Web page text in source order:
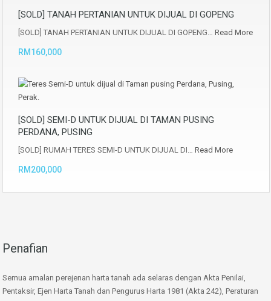
[SOLD] TANAH PERTANIAN UNTUK DIJUAL DI GOPENG
[SOLD] TANAH PERTANIAN UNTUK DIJUAL DI GOPENG… Read More
RM160,000
[SOLD] SEMI-D UNTUK DIJUAL DI TAMAN PUSING
PERDANA, PUSING
[SOLD] RUMAH TERES SEMI-D UNTUK DIJUAL DI… Read More
RM200,000
Penafian
Semua amalan perejenan harta tanah ada selaras dengan Akta Penilai,
Pentaksir, Ejen Harta Tanah dan Pengurus Harta 1981 (Akta 242), Peraturan